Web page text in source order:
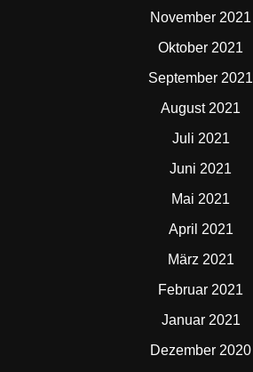
November 2021
Oktober 2021
September 2021
August 2021
Juli 2021
Juni 2021
Mai 2021
April 2021
März 2021
Februar 2021
Januar 2021
Dezember 2020